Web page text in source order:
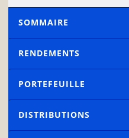
SOMMAIRE
RENDEMENTS
PORTEFEUILLE
DISTRIBUTIONS